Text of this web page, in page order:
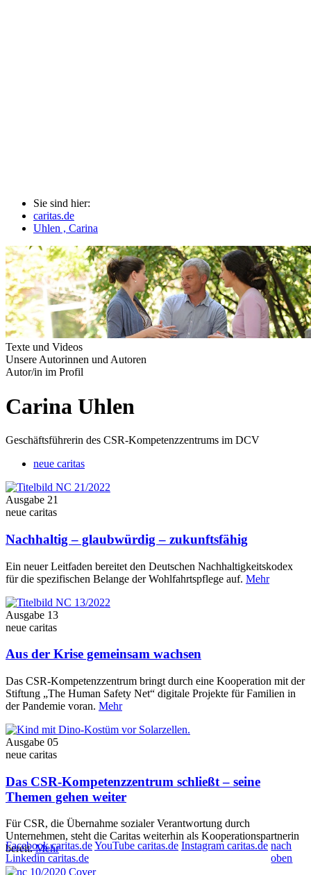
Sie sind hier:
caritas.de
Uhlen , Carina
Texte und Videos
Unsere Autorinnen und Autoren
Autor/in im Profil
Carina Uhlen
Geschäftsführerin des CSR-Kompetenzzentrums im DCV
neue caritas
Ausgabe 21
neue caritas
Nachhaltig – glaubwürdig – zukunftsfähig
Ein neuer Leitfaden bereitet den Deutschen Nachhaltigkeitskodex
für die spezifischen Belange der Wohlfahrtspflege auf. Mehr
Ausgabe 13
neue caritas
Aus der Krise gemeinsam wachsen
Das CSR-Kompetenzzentrum bringt durch eine Kooperation mit der
Stiftung „The Human Safety Net“ digitale Projekte für Familien in
der Pandemie voran. Mehr
Ausgabe 05
neue caritas
Das CSR-Kompetenzzentrum schließt – seine
Themen gehen weiter
Für CSR, die Übernahme sozialer Verantwortung durch
Unternehmen, steht die Caritas weiterhin als Kooperationspartnerin
bereit.Mehr
Facebook caritas.deYouTube caritas.de Instagram caritas.de
Linkedin caritas.de
nach
oben